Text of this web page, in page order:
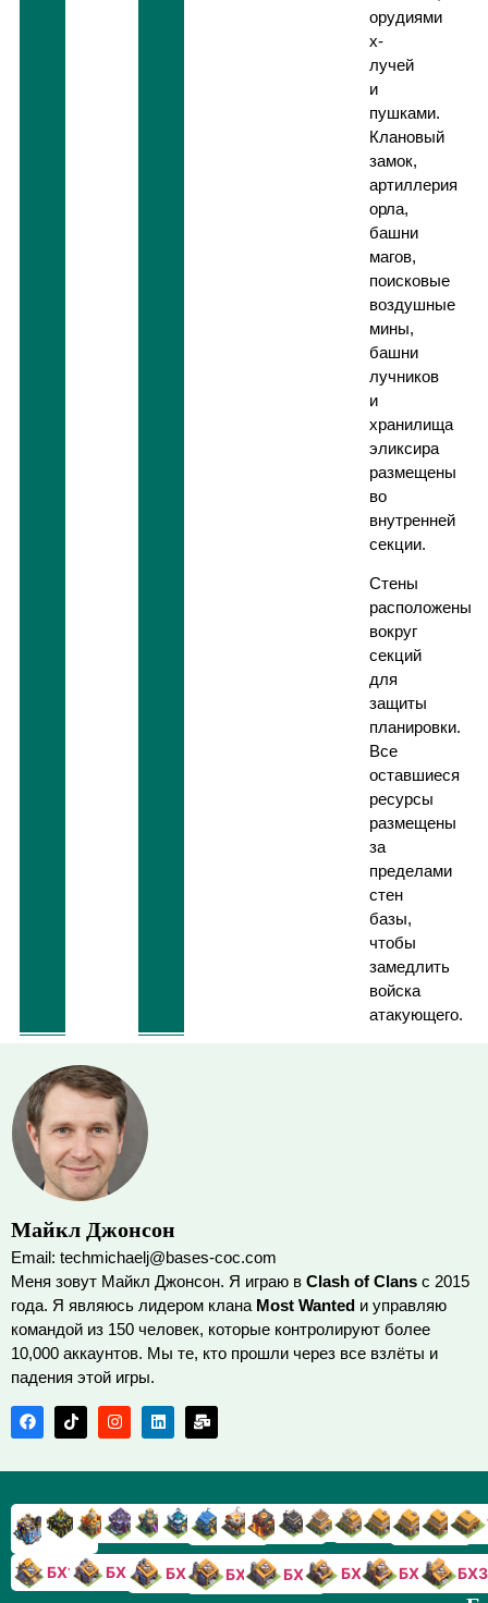
орудиями
x-
лучей
и
пушками.
Клановый
замок,
артиллерия
орла,
башни
магов,
поисковые
воздушные
мины,
башни
лучников
и
хранилища
эликсира
размещены
во
внутренней
секции.
Стены
расположены
вокруг
секций
для
защиты
планировки.
Все
оставшиеся
ресурсы
размещены
за
пределами
стен
базы,
чтобы
замедлить
войска
атакующего.
Майкл Джонсон
Email: techmichaelj@bases-coc.com
Меня зовут Майкл Джонсон. Я играю в Clash of Clans с 2015
года. Я являюсь лидером клана Most Wanted и управляю
командой из 150 человек, которые контролируют более
10,000 аккаунтов. Мы те, кто прошли через все взлёты и
падения этой игры.
TX18TX17TX16TX15TX14TX13TX12TX11TX10TX9TX8TX7TX6TX5TX4
БХ10 БХ9 БХ8 БХ7 БХ6 БХ5 БХ4 БХ3